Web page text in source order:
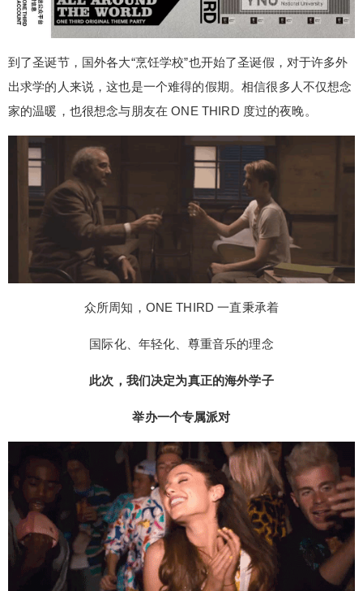
到了圣诞节，国外各大“烹饪学校”也开始了圣诞假，对于许多外
出求学的人来说，这也是一个难得的假期。相信很多人不仅想念
家的温暖，也很想念与朋友在 ONE THIRD 度过的夜晚。
众所周知，ONE THIRD 一直秉承着
国际化、年轻化、尊重音乐的理念
此次，我们决定为真正的海外学子
举办一个专属派对